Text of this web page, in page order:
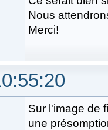
Nous
Merci!
Sur l'image de
une